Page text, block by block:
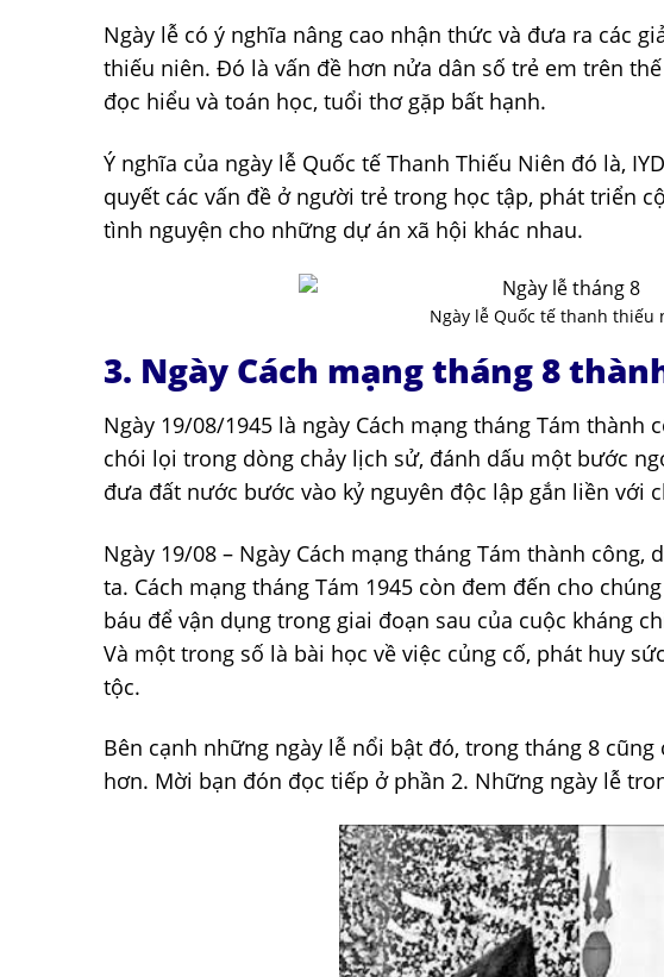
Ngày lễ có ý nghĩa nâng cao nhận thức và đưa ra các
thiếu niên. Đó là vấn đề hơn nửa dân số trẻ em trên
đọc hiểu và toán học, tuổi thơ gặp bất hạnh.
Ý nghĩa của ngày lễ Quốc tế Thanh Thiếu Niên đó là,
quyết các vấn đề ở người trẻ trong học tập, phát triển
tình nguyện cho những dự án xã hội khác nhau.
Ngày lễ Quốc tế thanh thiếu
3. Ngày Cách mạng tháng 8
Ngày 19/08/1945 là ngày Cách mạng tháng Tám thành
chói lọi trong dòng chảy lịch sử, đánh dấu một bước
đưa đất nước bước vào kỷ nguyên độc lập gắn liền với
Ngày 19/08 – Ngày Cách mạng tháng Tám thành công,
ta. Cách mạng tháng Tám 1945 còn đem đến cho
báu để vận dụng trong giai đoạn sau của cuộc kháng
Và một trong số là bài học về việc củng cố, phát huy
tộc.
Bên cạnh những ngày lễ nổi bật đó, trong tháng 8
hơn. Mời bạn đón đọc tiếp ở phần 2. Những ngày lễ